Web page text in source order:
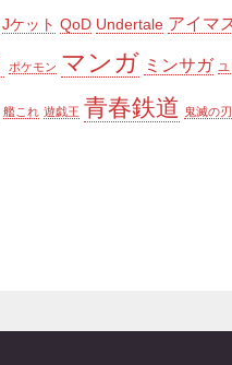
Jケット QoD Undertale アイマ
ポケモン マンガ ミンサガ
艦これ 遊戯王 青春鉄道 鬼滅の刃